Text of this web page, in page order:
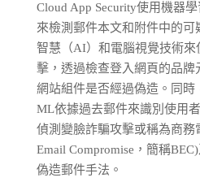
Cloud App Security使用機器
來檢測郵件本文和附件中的可
智慧（AI）和電腦視覺技術
擊，透過檢查登入網頁的品牌
網站組件是否經過偽造。同時
ML依據過去郵件來識別使用
偵測變臉詐騙攻擊或稱為商務
Email Compromise，簡稱
偽造郵件手法。